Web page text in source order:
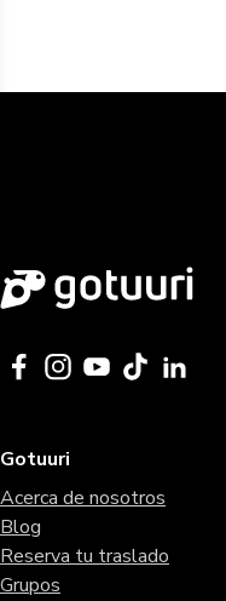
Gotuuri
Acerca de nosotros
Blog
Reserva tu traslado
Grupos